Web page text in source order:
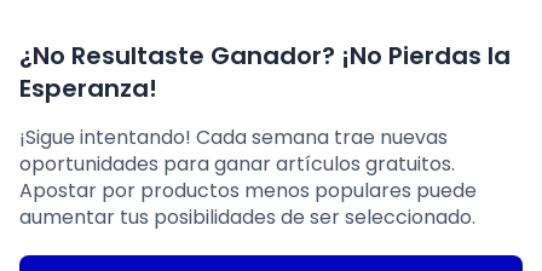
¿No Resultaste Ganador? ¡No Pierdas la
Esperanza!
¡Sigue intentando! Cada semana trae nuevas
oportunidades para ganar artículos gratuitos.
Apostar por productos menos populares puede
aumentar tus posibilidades de ser seleccionado.